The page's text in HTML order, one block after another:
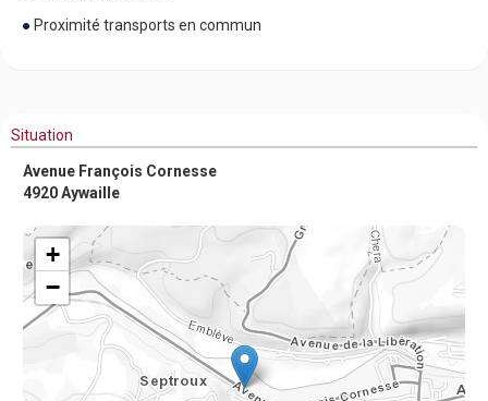
Proximité transports en commun
Situation
Avenue François Cornesse
4920 Aywaille
+
−